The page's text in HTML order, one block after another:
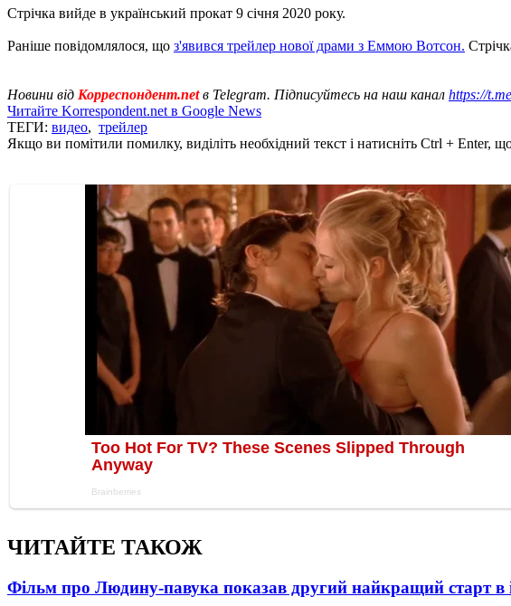
Стрічка вийде в український прокат 9 січня 2020 року.
Раніше повідомлялося, що з'явився трейлер нової драми з Еммою Вотсон.
Новини від Корреспондент.netв Telegram. Підписуйтесь на наш канал https://
Читайте Korrespondent.net в Google News
ТЕГИ: видео, трейлер
Якщо ви помітили помилку, виділіть необхідний текст і натисніть Ctrl + Enter,
ЧИТАЙТЕ ТАКОЖ
Фільм про Людину-павука показав другий найкращий старт в